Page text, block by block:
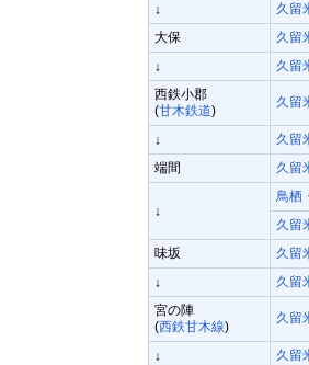
↓
久留
大保
久留
↓
久留
西鉄小郡
(甘木鉄道)
久留
↓
久留
端間
久留
↓
鳥栖
久留
味坂
久留
↓
久留
宮の陣
(西鉄甘木線)
久留
↓
久留